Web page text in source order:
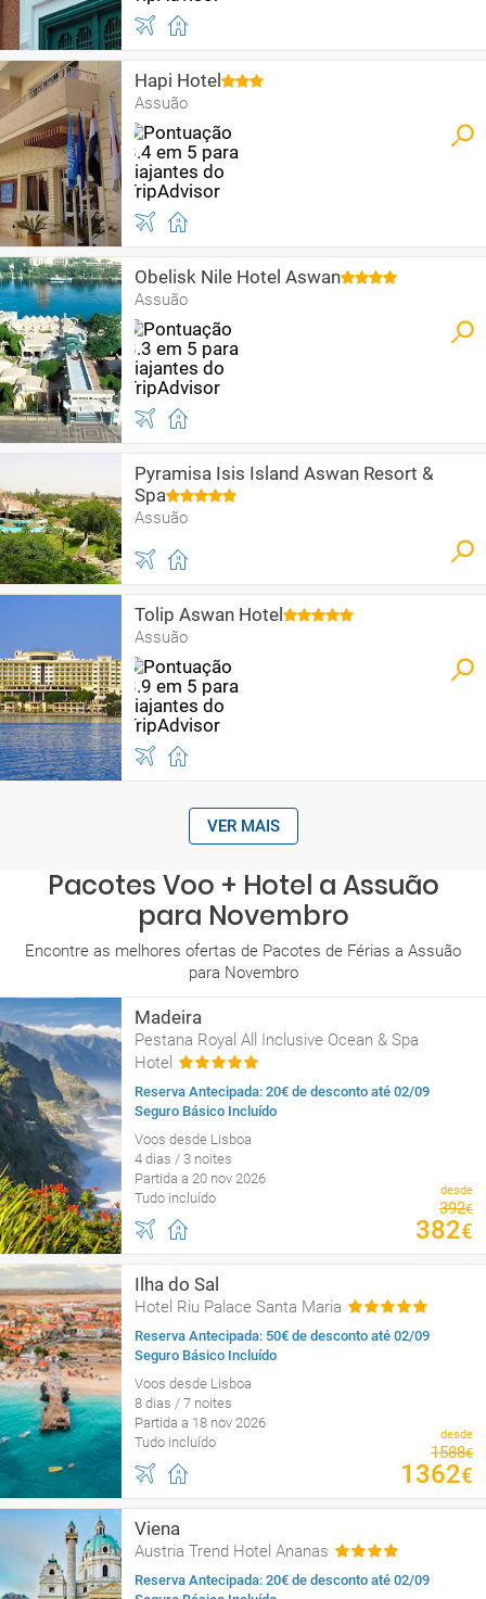
Hapi Hotel
Assuão
Obelisk Nile Hotel Aswan
Assuão
Pyramisa Isis Island Aswan Resort &
Spa
Assuão
Tolip Aswan Hotel
Assuão
VER MAIS
Pacotes Voo + Hotel a Assuão
para Novembro
Encontre as melhores ofertas de Pacotes de Férias a Assuão
para Novembro
Madeira
Pestana Royal All Inclusive Ocean & Spa
Hotel
Reserva Antecipada: 20€ de desconto até 02/09
Seguro Básico Incluído
Voos desde Lisboa
4 dias / 3 noites
Partida a 20 nov 2026
Tudo incluído
desde
392€
382€
Ilha do Sal
Hotel Riu Palace Santa Maria
Reserva Antecipada: 50€ de desconto até 02/09
Seguro Básico Incluído
Voos desde Lisboa
8 dias / 7 noites
Partida a 18 nov 2026
Tudo incluído
desde
1588€
1362€
Viena
Austria Trend Hotel Ananas
Reserva Antecipada: 20€ de desconto até 02/09